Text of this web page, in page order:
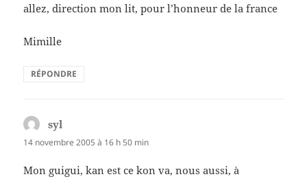
allez, direction mon lit, pour l’honneur de la france
Mimille
RÉPONDRE
syl
14 novembre 2005 à 16 h 50 min
Mon guigui, kan est ce kon va, nous aussi, à